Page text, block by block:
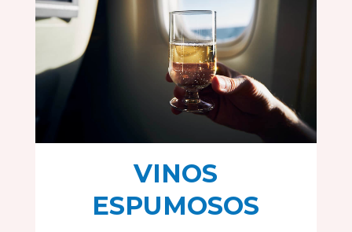
VINOS
ESPUMOSOS